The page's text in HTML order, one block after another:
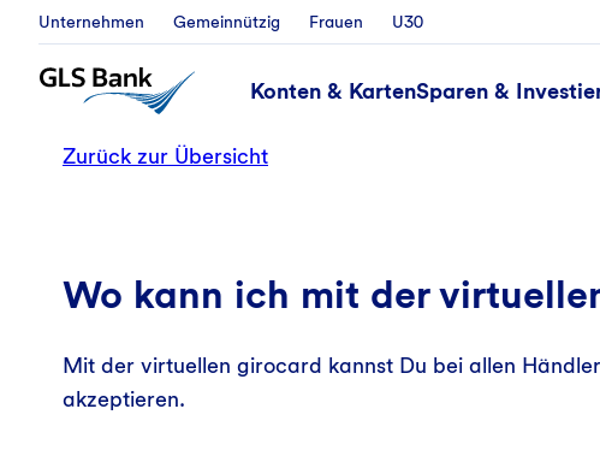
Unternehmen Gemeinnützig Frauen U30
Konten & KartenSparen &
Zurück zur Übersicht
Wo kann ich mit der
Mit der virtuellen girocard kannst Du bei allen
akzeptieren.